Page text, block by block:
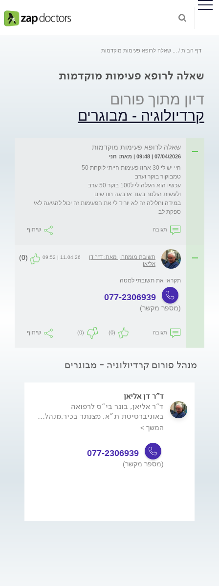
דף הבית שאלה לרופא פעימות מוקדמות
שאלה לרופא פעימות מוקדמות
דיון מתוך פורום
קרדיולוגיה - מבוגרים
שאלה לרופא פעימות מוקדמות
07/04/2026 | 09:48 | מאת: חני
במידה וחלילה זה לא יוריד לי את הפעימות זה יכול להגיעה לאי
ספקת לב
תגובה שיתוף
תשובת מומחה | מאת: ד"ר דן
אליאן
11.04.26 | 09:52
(0)
תקראי את תשובתי למטה
077-2306939
(מספר מקשר)
תגובה (0)
(0) שיתוף
מנהל פורום קרדיולוגיה - מבוגרים
ד"ר דן אליאן
ד"ר אליאן, בוגר בי"ס לרפואה
באוניברסיטת ת"א, מצנתר בכיר,מנהל...
המשך >
077-2306939
(מספר מקשר)